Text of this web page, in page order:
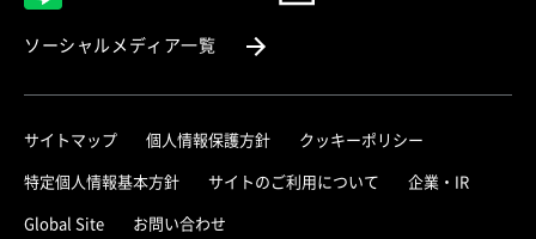
ソーシャルメディア一覧（別ウィンドウで開く）
サイトマップ 個人情報保護方針 クッキーポリシー
特定個人情報基本方針 サイトのご利用について 企業・IR（別ウィ
Global Site（別ウィンドウで開く）
お問い合わせ